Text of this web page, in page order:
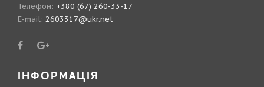
Телефон: +380 (67) 260-33-17
E-mail: 2603317@ukr.net
ІНФОРМАЦІЯ